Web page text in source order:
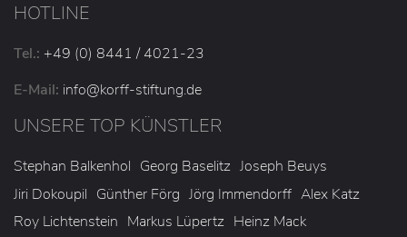
HOTLINE
Tel.: +49 (0) 8441 / 4021-23
E-Mail: info@korff-stiftung.de
UNSERE TOP KÜNSTLER
Stephan Balkenhol Georg Baselitz Joseph Beuys
Jiri Dokoupil Günther Förg Jörg Immendorff Alex Katz
Roy Lichtenstein Markus Lüpertz Heinz Mack